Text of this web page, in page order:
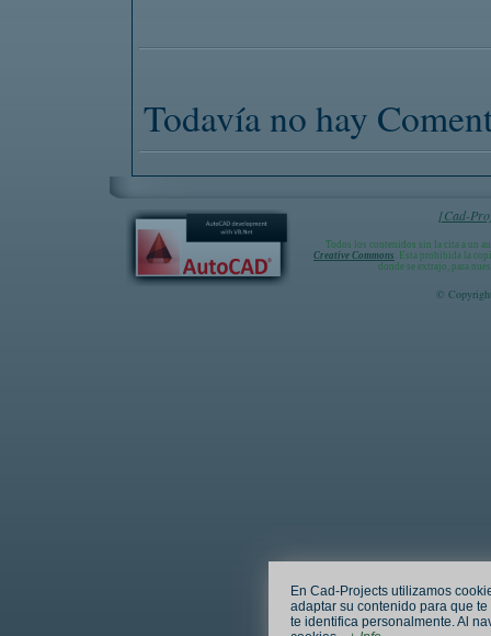
Todavía no hay
[Cad-
Todos los contenidos sin la cita a un
Creative Commons . Esta prohibida la
donde se extrajo, para
© Copyright
En Cad-Projects utilizamos
adaptar su contenido para que
te identifica personalmente. Al